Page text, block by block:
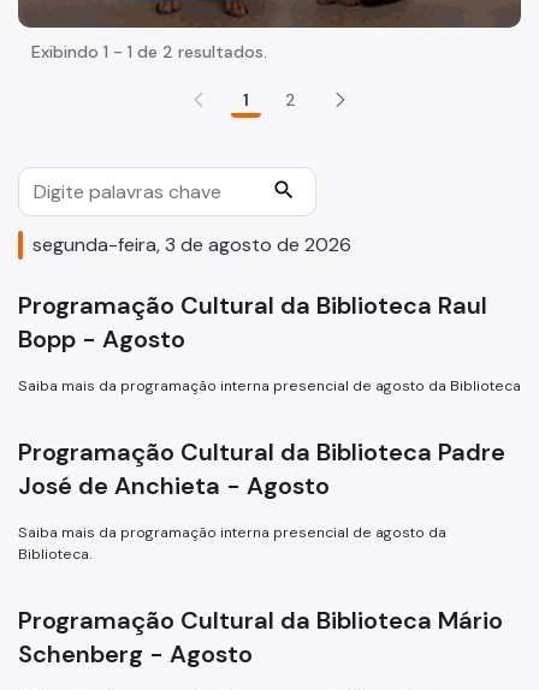
Acesse a BiblioSP Digital
Biblioteca do AHM
Biblioteca Mário de Andrade
Informação Pública
Exibindo 1 - 1 de 2 resultados.
1 2
search
segunda-feira, 3 de agosto de 2026
Programação Cultural da Biblioteca Raul
Bopp - Agosto
Saiba mais da programação interna presencial de agosto da Biblioteca
Programação Cultural da Biblioteca Padre
José de Anchieta - Agosto
Saiba mais da programação interna presencial de agosto da
Biblioteca.
Programação Cultural da Biblioteca Mário
Schenberg - Agosto